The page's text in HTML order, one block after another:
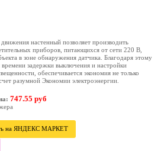
настенный позволяет производить
приборов, питающихся от сети 220 В,
в зоне обнаружения датчика. Благодаря этому
времени задержки выключения и настройки
обеспечивается экономия не только
разумной Экономии электроэнергии.
747.55 руб
на ЯНДЕКС МАРКЕТ